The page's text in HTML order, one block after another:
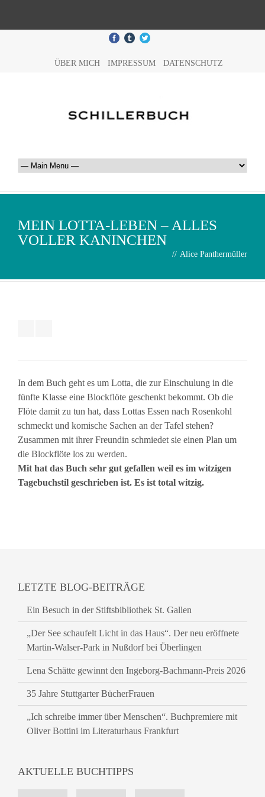
ÜBER MICH IMPRESSUM DATENSCHUTZ
MEIN LOTTA-LEBEN – ALLES
VOLLER KANINCHEN
// Alice Panthermüller
In dem Buch geht es um Lotta, die zur Einschulung in die
fünfte Klasse eine Blockflöte geschenkt bekommt. Ob die
Flöte damit zu tun hat, dass Lottas Essen nach Rosenkohl
schmeckt und komische Sachen an der Tafel stehen?
Zusammen mit ihrer Freundin schmiedet sie einen Plan um
die Blockflöte los zu werden.
Mit hat das Buch sehr gut gefallen weil es im witzigen
Tagebuchstil geschrieben ist. Es ist total witzig.
LETZTE BLOG-BEITRÄGE
Ein Besuch in der Stiftsbibliothek St. Gallen
„Der See schaufelt Licht in das Haus“. Der neu eröffnete
Martin-Walser-Park in Nußdorf bei Überlingen
Lena Schätte gewinnt den Ingeborg-Bachmann-Preis 2026
35 Jahre Stuttgarter BücherFrauen
„Ich schreibe immer über Menschen“. Buchpremiere mit
Oliver Bottini im Literaturhaus Frankfurt
AKTUELLE BUCHTIPPS